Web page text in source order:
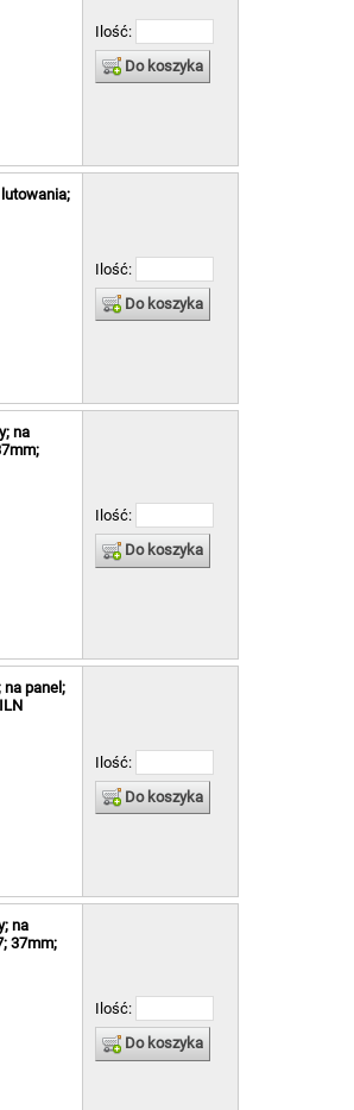
Ilość:
Do koszyka
Ilość:
Do koszyka
na
Ilość:
Do koszyka
na panel;
Ilość:
Do koszyka
na
37mm;
Ilość:
Do koszyka